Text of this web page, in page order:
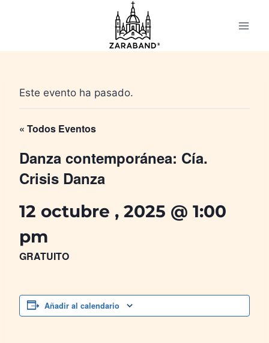
Este evento ha pasado.
« Todos Eventos
Danza contemporánea: Cía.
Crisis Danza
12 octubre , 2025 @ 1:00
pm
GRATUITO
Añadir al calendario